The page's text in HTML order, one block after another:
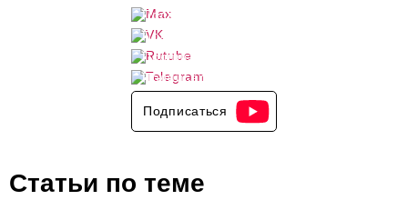
Подписаться
Подписаться
Подписаться
Подписаться
Подписаться
Статьи по теме